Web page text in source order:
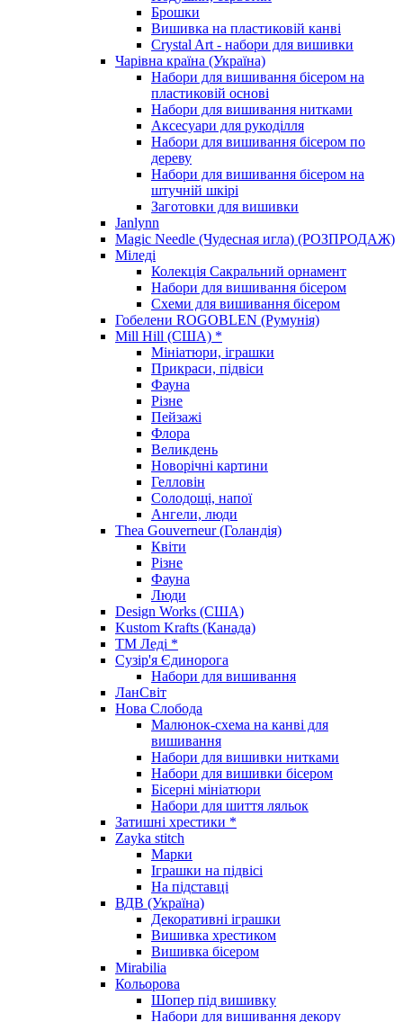
Брошки
Вишивка на пластиковій канві
Crystal Art - набори для вишивки
Чарівна країна (Україна)
Набори для вишивання бісером на
пластиковій основі
Набори для вишивання нитками
Аксесуари для рукоділля
Набори для вишивання бісером по
дереву
Набори для вишивання бісером на
штучній шкірі
Заготовки для вишивки
Janlynn
Magic Needle (Чудесная игла) (РОЗПРОДАЖ)
Міледі
Колекція Сакральний орнамент
Набори для вишивання бісером
Схеми для вишивання бісером
Гобелени ROGOBLEN (Румунія)
Mill Hill (США) *
Мініатюри, іграшки
Прикраси, підвіси
Фауна
Різне
Пейзажі
Флора
Великдень
Новорічні картини
Гелловін
Солодощі, напої
Ангели, люди
Thea Gouverneur (Голандія)
Квіти
Різне
Фауна
Люди
Design Works (США)
Kustom Krafts (Канада)
ТМ Леді *
Сузір'я Єдинорога
Набори для вишивання
ЛанСвіт
Нова Слобода
Малюнок-схема на канві для
вишивання
Набори для вишивки нитками
Набори для вишивки бісером
Бісерні мініатюри
Набори для шиття ляльок
Затишні хрестики *
Zayka stitch
Марки
Іграшки на підвісі
На підставці
ВДВ (Україна)
Декоративні іграшки
Вишивка хрестиком
Вишивка бісером
Mirabilia
Кольорова
Шопер під вишивку
Набори для вишивання декору